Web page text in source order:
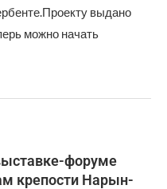
выдано
можно начать
форуме
крепости Нарын-